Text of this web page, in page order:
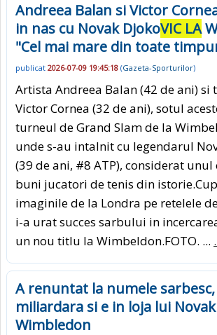
Andreea Balan si Victor
in nas cu Novak DjokoVIC LA
"Cel mai mare din toate
publicat 2026-07-09 19:45:18 (Gazeta-Sporturilor)
Artista Andreea Balan (42 de ani) si
Victor Cornea (32 de ani), sotul
turneul de Grand Slam de la
unde s-au intalnit cu legendarul
(39 de ani, #8 ATP), considerat
buni jucatori de tenis din
imaginile de la Londra pe retelele
i-a urat succes sarbului in
un nou titlu la Wimbeldon.FOTO. ...
A renuntat la numele
miliardara si e in loja lui
Wimbledon